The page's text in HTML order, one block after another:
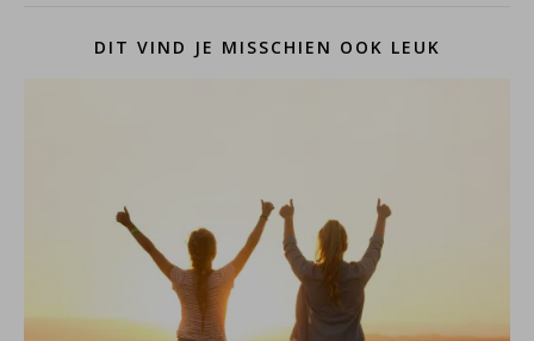
DIT VIND JE MISSCHIEN OOK LEUK